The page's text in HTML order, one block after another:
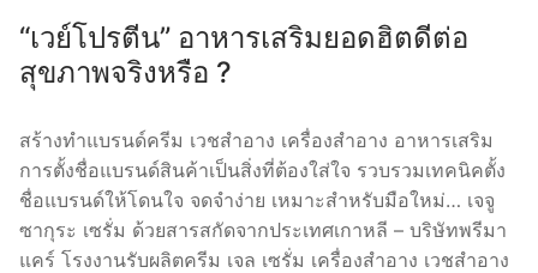
“เวย์โปรตีน” อาหารเสริมยอดฮิตดีต่อ
สุขภาพจริงหรือ ?
สร้างทำแบรนด์ครีม เวชสำอาง เครื่องสำอาง อาหารเสริม
การตั้งชื่อแบรนด์สินค้าเป็นสิ่งที่ต้องใส่ใจ รวบรวมเทคนิคตั้ง
ชื่อแบรนด์ให้โดนใจ จดจำง่าย เหมาะสำหรับมือใหม่… เจจู
ซากุระ เซรั่ม ด้วยสารสกัดจากประเทศเกาหลี – บริษัทพรีมา
แคร์ โรงงานรับผลิตครีม เจล เซรั่ม เครื่องสำอาง เวชสำอาง